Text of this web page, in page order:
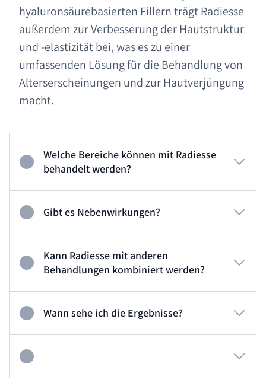
Welche Bereiche können mit Radiesse
behandelt werden?
Gibt es Nebenwirkungen?
Kann Radiesse mit anderen
Behandlungen kombiniert werden?
Wann sehe ich die Ergebnisse?
hyaluronsäurebasierten Fillern trägt Radiesse
außerdem zur Verbesserung der Hautstruktur
und -elastizität bei, was es zu einer
umfassenden Lösung für die Behandlung von
Alterserscheinungen und zur Hautverjüngung
macht.